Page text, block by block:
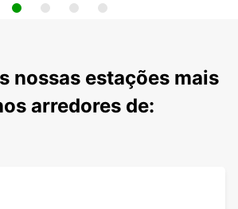
nossas estações mais
arredores de: